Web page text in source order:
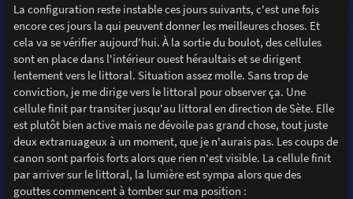
La configuration reste instable ces jours suivants, c'est une fois
encore ces jours la qui peuvent donner les meilleures choses. Et
cela va se vérifier aujourd'hui. À la sortie du boulot, des cellules
sont en place dans l'intérieur ouest héraultais et se dirigent
lentement vers le littoral. Situation assez molle. Sans trop de
conviction, je me dirige vers le littoral pour observer ça. Une
cellule finit par transiter jusqu'au littoral en direction de Sète. Elle
est plutôt bien active mais ne dévoile pas grand chose, tout juste
deux extranuageux à un moment, que je n'aurais pas. Les coups de
canon sont parfois forts alors que rien n'est visible. La cellule finit
par arriver sur le littoral, la lumière est sympa alors que des
gouttes commencent à tomber sur ma position :